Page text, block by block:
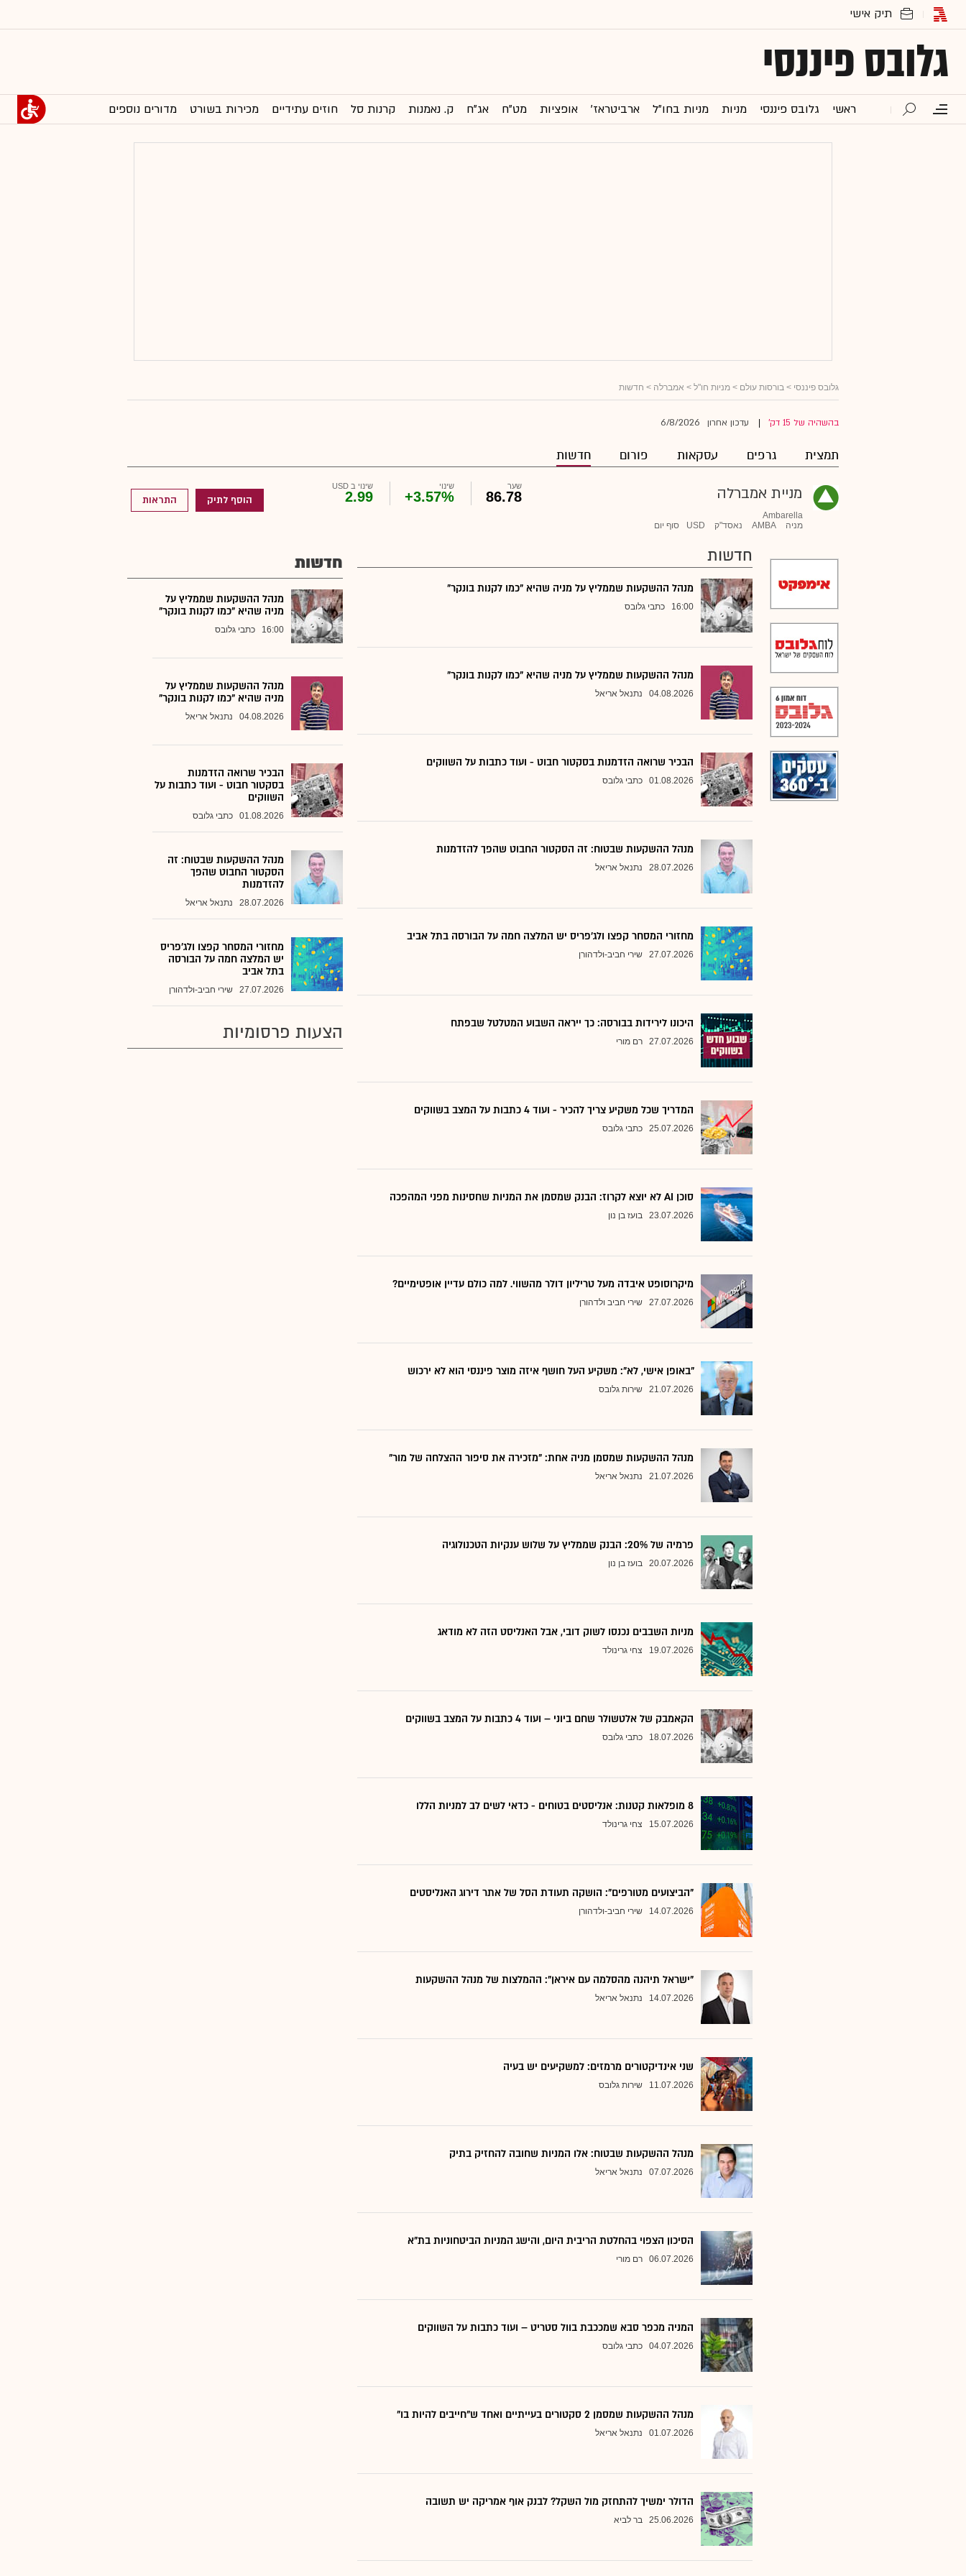
גלובס פיננסי
ראשי גלובס פיננסי מניות מניות בחו"ל ארביטראז' אופציות מט"ח אג"ח ק. נאמנות קרנות סל חוזים עתידיים מכירות בשורט מדורים נוספים
גלובס פיננסי > בורסות עולם > מניות חו"ל > אמברלה > חדשות
בהשהיה של 15 דק' עדכון אחרון 6/8/2026
תמצית גרפים עסקאות פורום חדשות
מניית אמברלה
Ambarella
מניה
AMBA נאסד"ק USD סוף יום
שער
86.78
שינוי
+3.57%
שינוי ב USD
2.99 הוסף לתיק התראות
חדשות
מנהל ההשקעות שממליץ על מניה שהיא "כמו לקנות בונקר"
16:00 כתבי גלובס
מנהל ההשקעות שממליץ על מניה שהיא "כמו לקנות בונקר"
04.08.2026 נתנאל אריאל
הבכיר שרואה הזדמנות בסקטור חבוט - ועוד כתבות על השווקים
01.08.2026 כתבי גלובס
מנהל ההשקעות שבטוח: זה הסקטור החבוט שהפך להזדמנות
28.07.2026 נתנאל אריאל
מחזורי המסחר קפצו ולג'פריס יש המלצה חמה על הבורסה בתל אביב
27.07.2026 שירי חביב-ולדהורן
היכונו לירידות בבורסה: כך ייראה השבוע המטלטל שבפתח
27.07.2026 רם מורי
המדריך שכל משקיע צריך להכיר - ועוד 4 כתבות על המצב בשווקים
25.07.2026 כתבי גלובס
סוכן AI לא יוצא לקרוז: הבנק שמסמן את המניות שחסינות מפני המהפכה
23.07.2026 בועז בן נון
מיקרוסופט איבדה מעל טריליון דולר מהשווי. למה כולם עדיין אופטימיים?
27.07.2026 שירי חביב ולדהורן
"באופן אישי, לא": משקיע העל חושף איזה מוצר פיננסי הוא לא ירכוש
21.07.2026 שירות גלובס
מנהל ההשקעות שמסמן מניה אחת: "מזכירה את סיפור ההצלחה של מור"
21.07.2026 נתנאל אריאל
פרמיה של 20%: הבנק שממליץ על שלוש ענקיות הטכנולוגיה
20.07.2026 בועז בן נון
מניות השבבים נכנסו לשוק דובי, אבל האנליסט הזה לא מודאג
19.07.2026 צחי גרינולד
הקאמבק של אלטשולר שחם ביוני – ועוד 4 כתבות על המצב בשווקים
18.07.2026 כתבי גלובס
8 מופלאות קטנות: אנליסטים בטוחים - כדאי לשים לב למניות הללו
15.07.2026 צחי גרינולד
"הביצועים מטורפים": הושקה תעודת הסל של אתר דירוג האנליסטים
14.07.2026 שירי חביב-ולדהורן
"ישראל תיהנה מהסלמה עם איראן": ההמלצות של מנהל ההשקעות
14.07.2026 נתנאל אריאל
שני אינדיקטורים מרמזים: למשקיעים יש בעיה
11.07.2026 שירות גלובס
מנהל ההשקעות שבטוח: אלו המניות שחובה להחזיק בתיק
07.07.2026 נתנאל אריאל
הסיכון הצפוי בהחלטת הריבית היום, והישג המניות הביטחוניות בת"א
06.07.2026 רם מורי
המניה מכפר סבא שמככבת בוול סטריט – ועוד כתבות על השווקים
04.07.2026 כתבי גלובס
מנהל ההשקעות שמסמן 2 סקטורים בעייתיים ואחד ש"חייבים להיות בו"
01.07.2026 נתנאל אריאל
הדולר ימשיך להתחזק מול השקל? לבנק אוף אמריקה יש תשובה
25.06.2026 בר לביא
חדשות
מנהל ההשקעות שממליץ על
מניה שהיא "כמו לקנות בונקר"
16:00 כתבי גלובס
מנהל ההשקעות שממליץ על
מניה שהיא "כמו לקנות בונקר"
04.08.2026 נתנאל אריאל
הבכיר שרואה הזדמנות
בסקטור חבוט - ועוד כתבות על
השווקים
01.08.2026 כתבי גלובס
מנהל ההשקעות שבטוח: זה
הסקטור החבוט שהפך
להזדמנות
28.07.2026 נתנאל אריאל
מחזורי המסחר קפצו ולג'פריס
יש המלצה חמה על הבורסה
בתל אביב
27.07.2026 שירי חביב-ולדהורן
הצעות פרסומיות